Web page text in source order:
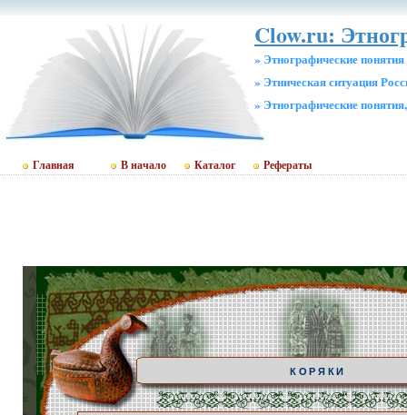
Clow.ru:
» Этнографические
» Этническая ситуация
» Этнографические
Главная В начало Каталог Рефераты
КОРЯКИ